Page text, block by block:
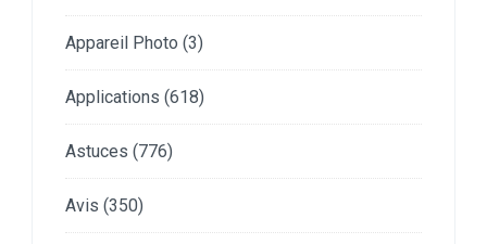
Appareil Photo (3)
Applications (618)
Astuces (776)
Avis (350)